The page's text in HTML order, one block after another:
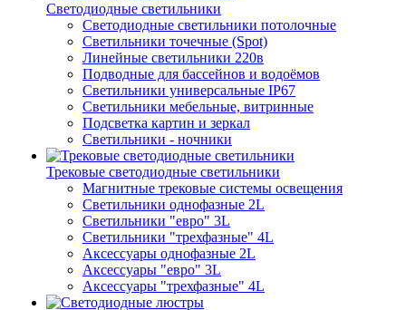
Светодиодные светильники
Светодиодные светильники потолочные
Светильники точечные (Spot)
Линейные светильники 220в
Подводные для бассейнов и водоёмов
Светильники универсальные IP67
Светильники мебельные, витринные
Подсветка картин и зеркал
Светильники - ночники
Трековые светодиодные светильники
Магнитные трековые системы освещения
Светильники однофазные 2L
Светильники "евро" 3L
Светильники "трехфазные" 4L
Аксессуары однофазные 2L
Аксессуары "евро" 3L
Аксессуары "трехфазные" 4L